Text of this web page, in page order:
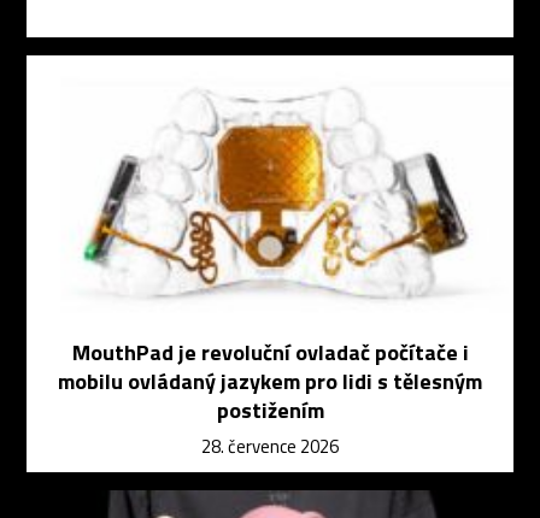
MouthPad je revoluční ovladač počítače i
mobilu ovládaný jazykem pro lidi s tělesným
postižením
28. července 2026